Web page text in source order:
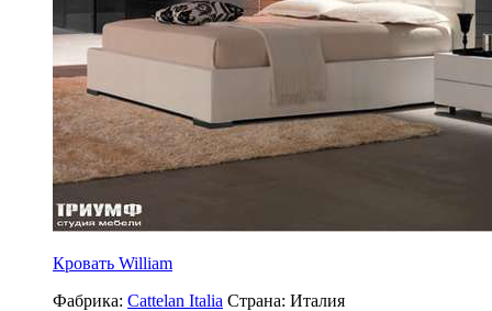
Кровать William
Фабрика: Cattelan Italia Страна: Италия